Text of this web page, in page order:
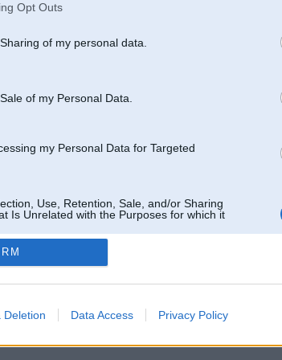
Opt Outs
of my personal data.
of my Personal Data.
my Personal Data for Targeted
Use, Retention, Sale, and/or Sharing
Is Unrelated with the Purposes for which it
Deletion Data Access Privacy Policy